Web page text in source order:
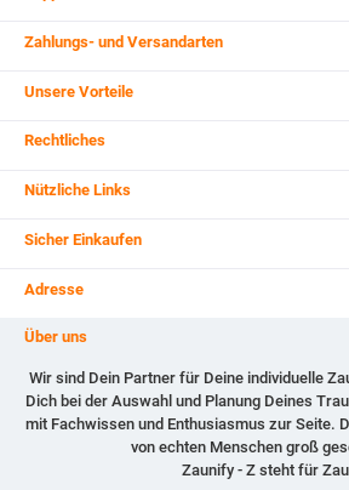
Zahlungs- und Versandarten
Unsere Vorteile
Rechtliches
Nützliche Links
Sicher Einkaufen
Adresse
Über uns
Wir sind Dein Partner für Deine individuelle
Dich bei der Auswahl und Planung Deines
mit Fachwissen und Enthusiasmus zur Seite.
von echten Menschen groß
Zaunify - Z steht für